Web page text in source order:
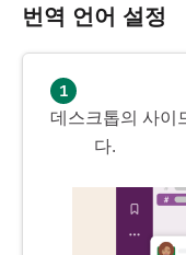
번역 언어 설정
데스크톱의 사이
다.